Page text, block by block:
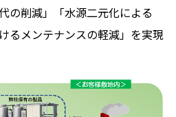
の削減」「水源二元化による
るメンテナンスの軽減」を実現